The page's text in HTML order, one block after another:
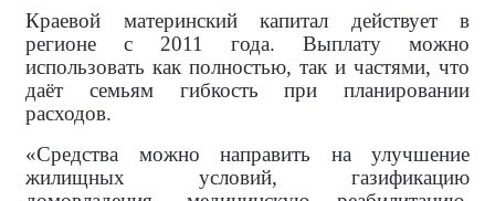
Краевой материнский капитал действует в
регионе с 2011 года. Выплату можно
использовать как полностью, так и частями, что
даёт семьям гибкость при планировании
расходов.
«Средства можно направить на улучшение
жилищных условий, газификацию